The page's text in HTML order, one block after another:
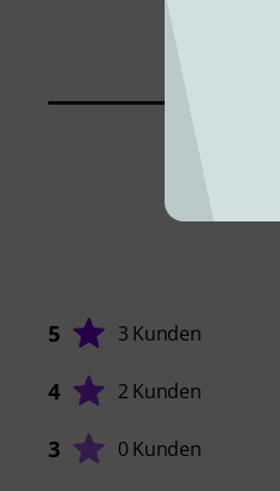
5 3 Kunden
4 2 Kunden
3 0 Kunden